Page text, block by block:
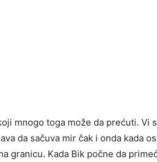
mnogo toga može da prećuti. Vi
da sačuva mir čak i onda kada
granicu. Kada Bik počne da